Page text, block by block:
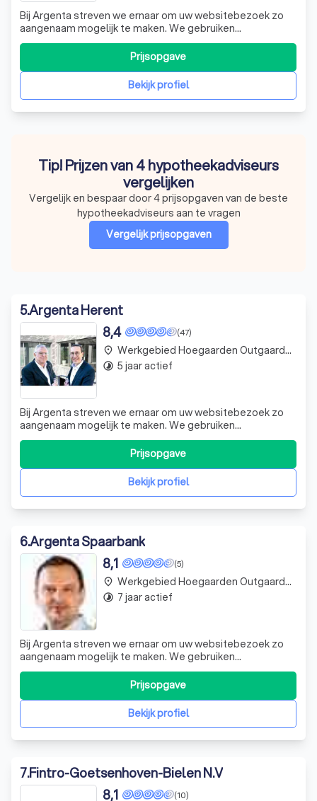
Bij Argenta streven we ernaar om uw websitebezoek zo
aangenaam mogelijk te maken. We gebruiken
verschillende soorten cookies en technologieën om
beter in te spelen op uw behoeften en voorkeuren. We
respecteren uw keuzes en bieden u de mogelijkheid om
uw cookie-instellingen te wijzigen. Onze expertis
Bekijk profiel
Prijsopgave
Tip! Prijzen van 4 hypotheekadviseurs
vergelijken
Vergelijk en bespaar door 4 prijsopgaven van de beste
hypotheekadviseurs aan te vragen
Vergelijk prijsopgaven
5.Argenta Herent
(47)
8,4
Bij Argenta streven we ernaar om uw websitebezoek zo
aangenaam mogelijk te maken. We gebruiken
verschillende soorten cookies en gerelateerde
technologieën om beter in te spelen op uw behoeften en
voorkeuren. We respecteren uw keuzes en bieden u de
mogelijkheid om uw cookie-instellingen te wijzigen e
Bekijk profiel
Prijsopgave
place Werkgebied Hoegaarden Outgaarden
timelapse 5 jaar actief
6.Argenta Spaarbank
(5)
8,1
Bij Argenta streven we ernaar om uw websitebezoek zo
aangenaam mogelijk te maken. We gebruiken
verschillende soorten cookies en gerelateerde
technologieën om beter in te spelen op uw behoeften en
voorkeuren. We respecteren uw keuzes en bieden u de
mogelijkheid om uw cookie-instellingen te wijzigen e
Bekijk profiel
Prijsopgave
place Werkgebied Hoegaarden Outgaarden
timelapse 7 jaar actief
7.Fintro-Goetsenhoven-Bielen N.V
(10)
8,1